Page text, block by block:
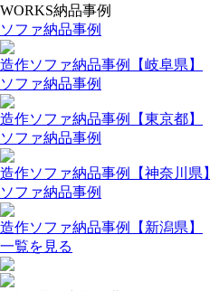
WORKS納品事例
ソファ納品事例
造作ソファ納品事例【岐阜県】
ソファ納品事例
造作ソファ納品事例【東京都】
ソファ納品事例
造作ソファ納品事例【神奈川県】
ソファ納品事例
造作ソファ納品事例【新潟県】
一覧を見る